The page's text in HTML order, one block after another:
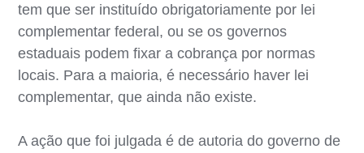
tem que ser instituído obrigatoriamente por lei
complementar federal, ou se os governos
estaduais podem fixar a cobrança por normas
locais. Para a maioria, é necessário haver lei
complementar, que ainda não existe.
A ação que foi julgada é de autoria do governo de